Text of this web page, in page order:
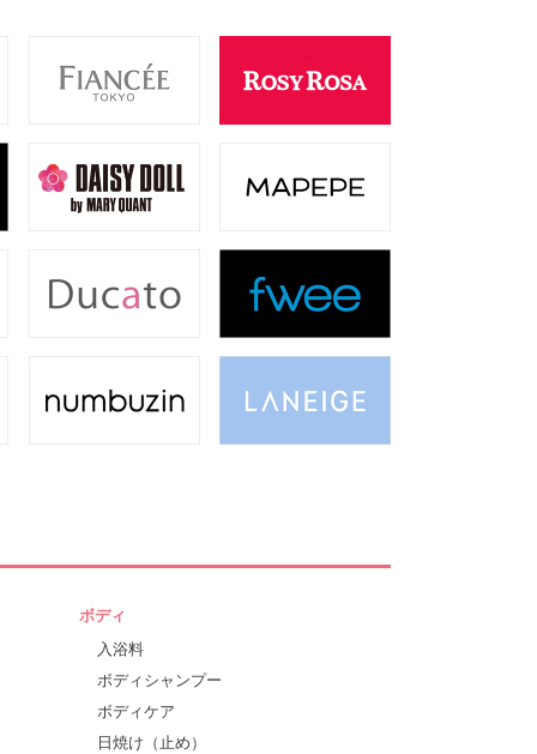
ボディ
入浴料
ボディシャンプー
ボディケア
日焼け（止め）